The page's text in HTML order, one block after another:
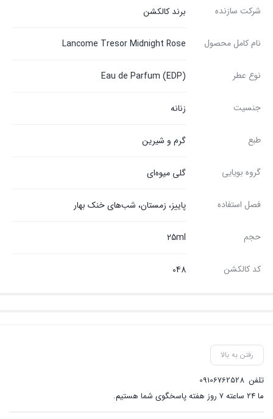
شرکت سازنده برند کالکشن
نام کامل محصول Lancome Tresor Midnight Rose
نوع عطر Eau de Parfum (EDP)
جنسیت زنانه
طبع گرم و شیرین
گروه بویایی گلی میوه‌ای
فصل استفاده پاییز، زمستان، شب‌های خنک بهار
حجم 25ml
کد کالکشن 048
رفتن به بالا
تلفن 09106762528
ما ۲۴ ساعته ۷ روز هفته پاسخگوی شما هستیم.